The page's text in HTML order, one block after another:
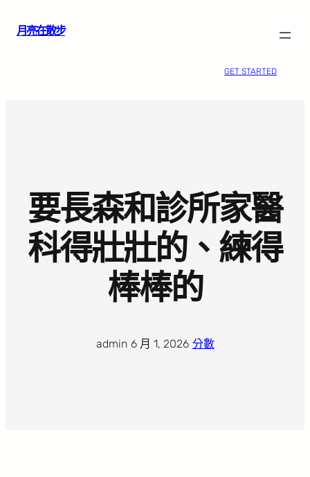
月亮在散步
GET STARTED
要長森和診所家醫
科得壯壯的、練得
棒棒的
admin· 6 月 1, 2026· 分數